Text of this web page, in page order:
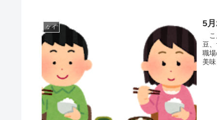
ケイ 5
こ
豆
職
美